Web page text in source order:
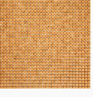
Staro
ArtMoment
Bars Crystal Mosaic
Bonaparte